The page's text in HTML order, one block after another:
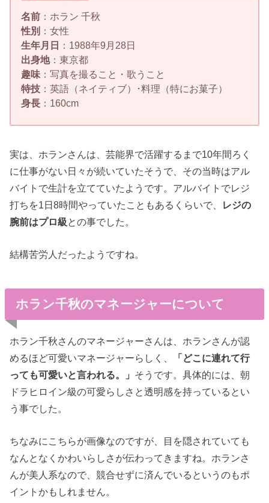
名前 ：ホラン 千秋
性別 ：女性
生年月日
：1988年9月28日
出身地：東京都
趣味 ：写真を撮ること・歌うこと
特技 ：英語（ネイティブ）･料理（特にお菓子）
身長 ：160cm
実は、ホランさんは、芸能界で活躍するまで10年間ろく
に仕事がない日々が続いていたそうで、その当時はアル
バイトで生計を立てていたようです。アルバイトでレジ
打ちを1日8時間やっていたこともあるくらいで、 レジの
腕前はプロ級 との事でした。
結構苦労人だったようですね。
ホラン千秋のマネージャーについて
ホラン千秋さんのマネージャーさんは、ホランさんが認
めるほど可愛いマネージャーらしく、
「どこに連れて行
っても可愛いと言われる。」 そうです。具体的には、朝
ドラヒロイン級の可愛らしさと透明感を持っているとい
う事でした。
ちなみにこちらが画像なのですが、目を隠されていても
なんとなくかわいらしさが伝わってきますね。ホランさ
んが美人系なので、競合せずに済んでいるというのもポ
イントかもしれません。